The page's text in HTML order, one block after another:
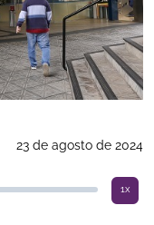
23 de agosto de 2024
1x